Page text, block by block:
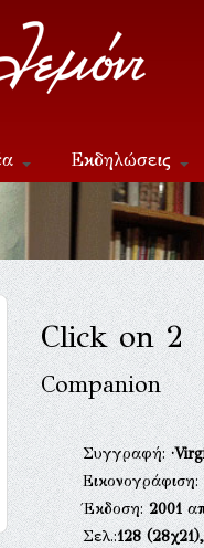
Εκδηλώσεις
Click on 2
Companion
Συγγραφή:
Εικονογράφιση:
Έκδοση:2001
Σελ.:128(28χ21),